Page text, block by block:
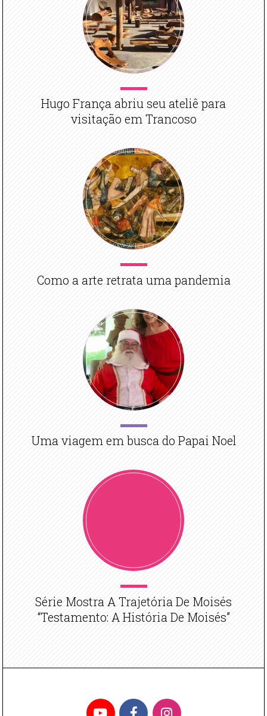
Hugo França abriu seu ateliê para
visitação em Trancoso
Como a arte retrata uma pandemia
Uma viagem em busca do Papai Noel
Série Mostra A Trajetória De Moisés
“Testamento: A História De Moisés”
YouTubeFacebookInstagram